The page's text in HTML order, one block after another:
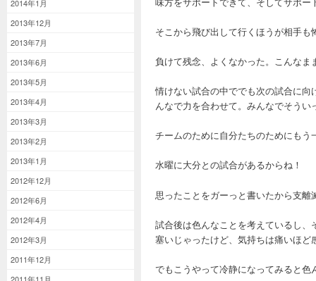
2014年1月
2013年12月
2013年7月
2013年6月
2013年5月
2013年4月
2013年3月
2013年2月
2013年1月
2012年12月
2012年6月
2012年4月
2012年3月
2011年12月
そこから飛び出して行くほうが相手
負けて残念、よくなかった。こんな
情けない試合の中ででも次の試合に
んなで力を合わせて。みんなでそう
チームのために自分たちのためにも
水曜に大分との試合があるからね！
思ったことをガーっと書いたから支
試合後は色んなことを考えているし
塞いじゃったけど、気持ちは痛いほ
でもこうやって冷静になってみると